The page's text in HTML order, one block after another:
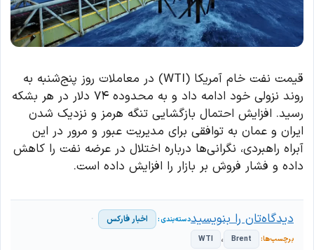
قیمت نفت خام آمریکا (WTI) در معاملات روز پنج‌شنبه به
روند نزولی خود ادامه داد و به محدوده ۷۴ دلار در هر بشکه
رسید. افزایش احتمال بازگشایی تنگه هرمز و نزدیک شدن
ایران و عمان به توافقی برای مدیریت عبور و مرور در این
آبراه راهبردی، نگرانی‌ها درباره اختلال در عرضه نفت را کاهش
داده و فشار فروش بر بازار را افزایش داده است.
اخبار فارکس
Brent ، WTI
دیدگاه‌تان را بنویسید